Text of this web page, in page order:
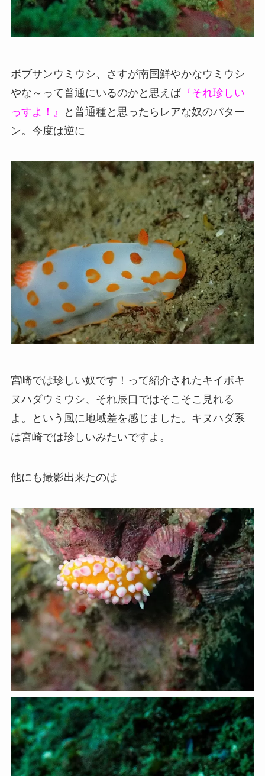
ボブサンウミウシ、さすが南国鮮やかなウミウシ
やな～って普通にいるのかと思えば『それ珍しい
っすよ！』
と普通種と思ったらレアな奴のパター
ン。今度は逆に
宮崎では珍しい奴です！って紹介されたキイボキ
ヌハダウミウシ、それ辰口ではそこそこ見れる
よ。という風に地域差を感じました。キヌハダ系
は宮崎では珍しいみたいですよ。
他にも撮影出来たのは